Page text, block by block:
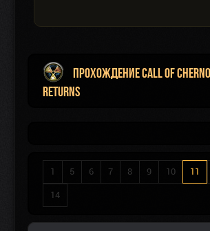
Прохождение Call of
Returns
1 5 6 7 8 9 10 11
14